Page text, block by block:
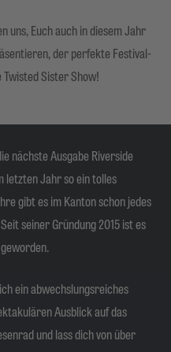
uns, Euch auch in diesem Jahr
der perfekte Festival-
Twisted Sister Show!
nächste Ausgabe Riverside
letzten Jahr so ein tolles
gibt es im Kanton schon jedes
seiner Gründung 2015 ist es
ein abwechslungsreiches
Ausblick auf das
und lass dich von über